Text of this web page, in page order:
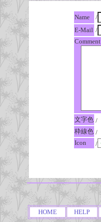
Name
/
E-Mail /
Comment
文字色 /
枠線色 /
Icon
/
HOME HELP